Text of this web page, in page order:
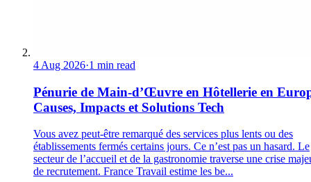
4 Aug 2026·1 min read
Pénurie de Main-d’Œuvre en Hôtellerie en
Causes, Impacts et Solutions Tech
Vous avez peut-être remarqué des services plus lents ou des
établissements fermés certains jours. Ce n’est pas un hasard. Le
secteur de l’accueil et de la gastronomie traverse une crise
de recrutement. France Travail estime les be...